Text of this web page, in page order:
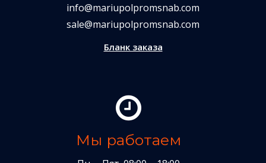
info@mariupolpromsnab.com
sale@mariupolpromsnab.com
Бланк заказа
Мы работаем